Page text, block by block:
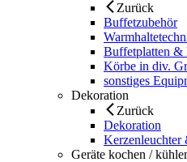
Zurück
Buffetzubehör
Buffetplatten &
Körbe in div.
sonstiges
Dekoration
Zurück
Dekoration
Kerzenleuchter
Geräte kochen /